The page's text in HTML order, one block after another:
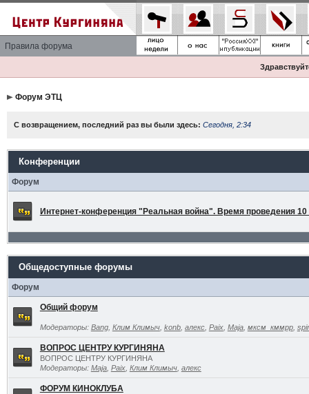
Правила форума
Форум ЭТЦ
С возвращением, последний раз вы были здесь: Сегодня, 2:34
Конференции
Форум
Интернет-конференция "Реальная война". Время проведения 10
Общедоступные форумы
Форум
Общий форум
Модераторы: Bang, Клим Климыч, konb, алекс, Paix, Maja, мксм_кммрр,
ВОПРОС ЦЕНТРУ КУРГИНЯНА
ВОПРОС ЦЕНТРУ КУРГИНЯНА
Модераторы: Maja, Paix, Клим Климыч, алекс
ФОРУМ КИНОКЛУБА